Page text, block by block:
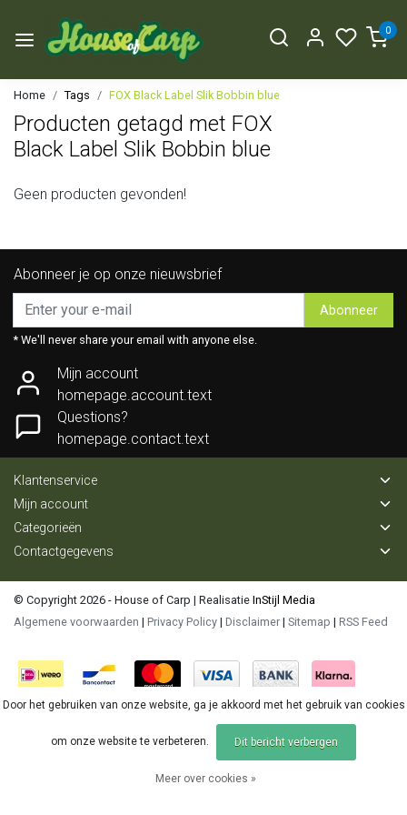
0
Home Tags FOX Black Label Slik Bobbin blue
Producten getagd met FOX
Black Label Slik Bobbin blue
Geen producten gevonden!
Abonneer je op onze nieuwsbrief
Abonneer
* We'll never share your email with anyone else.
Mijn account
homepage.account.text
Questions?
homepage.contact.text
Klantenservice
Mijn account
Categorieën
Contactgegevens
© Copyright 2026 - House of Carp | Realisatie InStijl Media
Algemene voorwaarden | Privacy Policy | Disclaimer | Sitemap | RSS Feed
Door het gebruiken van onze website, ga je akkoord met het gebruik van cookies
om onze website te verbeteren. Dit bericht verbergen
Meer over cookies »